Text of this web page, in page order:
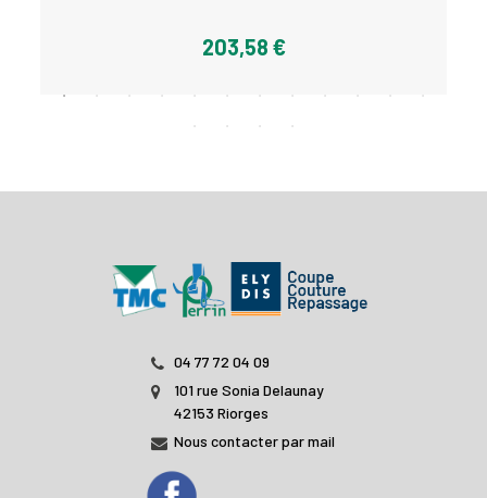
203,58 €
04 77 72 04 09
101 rue Sonia Delaunay
42153 Riorges
Nous contacter par mail